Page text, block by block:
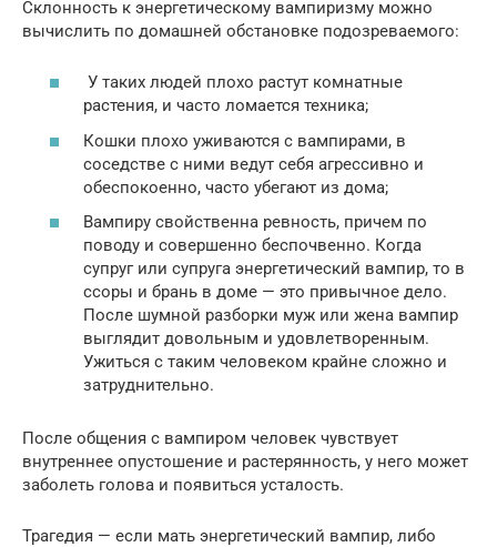
Склонность к энергетическому вампиризму можно
вычислить по домашней обстановке подозреваемого:
У таких людей плохо растут комнатные
растения, и часто ломается техника;
Кошки плохо уживаются с вампирами, в
соседстве с ними ведут себя агрессивно и
обеспокоенно, часто убегают из дома;
Вампиру свойственна ревность, причем по
поводу и совершенно беспочвенно. Когда
супруг или супруга энергетический вампир, то в
ссоры и брань в доме — это привычное дело.
После шумной разборки муж или жена вампир
выглядит довольным и удовлетворенным.
Ужиться с таким человеком крайне сложно и
затруднительно.
После общения с вампиром человек чувствует
внутреннее опустошение и растерянность, у него может
заболеть голова и появиться усталость.
Трагедия — если мать энергетический вампир, либо